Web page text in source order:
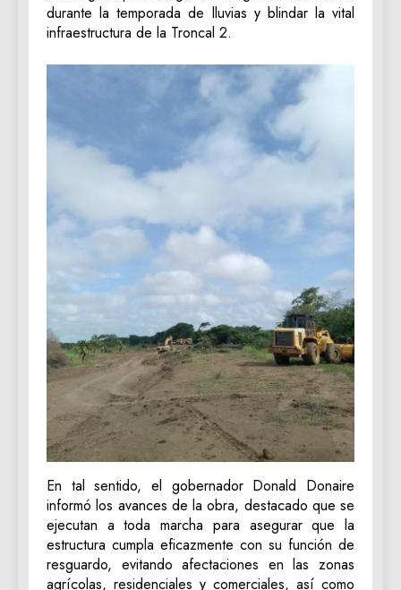
durante la temporada de lluvias y blindar la vital
infraestructura de la Troncal 2.
En tal sentido, el gobernador Donald Donaire
informó los avances de la obra, destacado que se
ejecutan a toda marcha para asegurar que la
estructura cumpla eficazmente con su función de
resguardo, evitando afectaciones en las zonas
agrícolas, residenciales y comerciales, así como